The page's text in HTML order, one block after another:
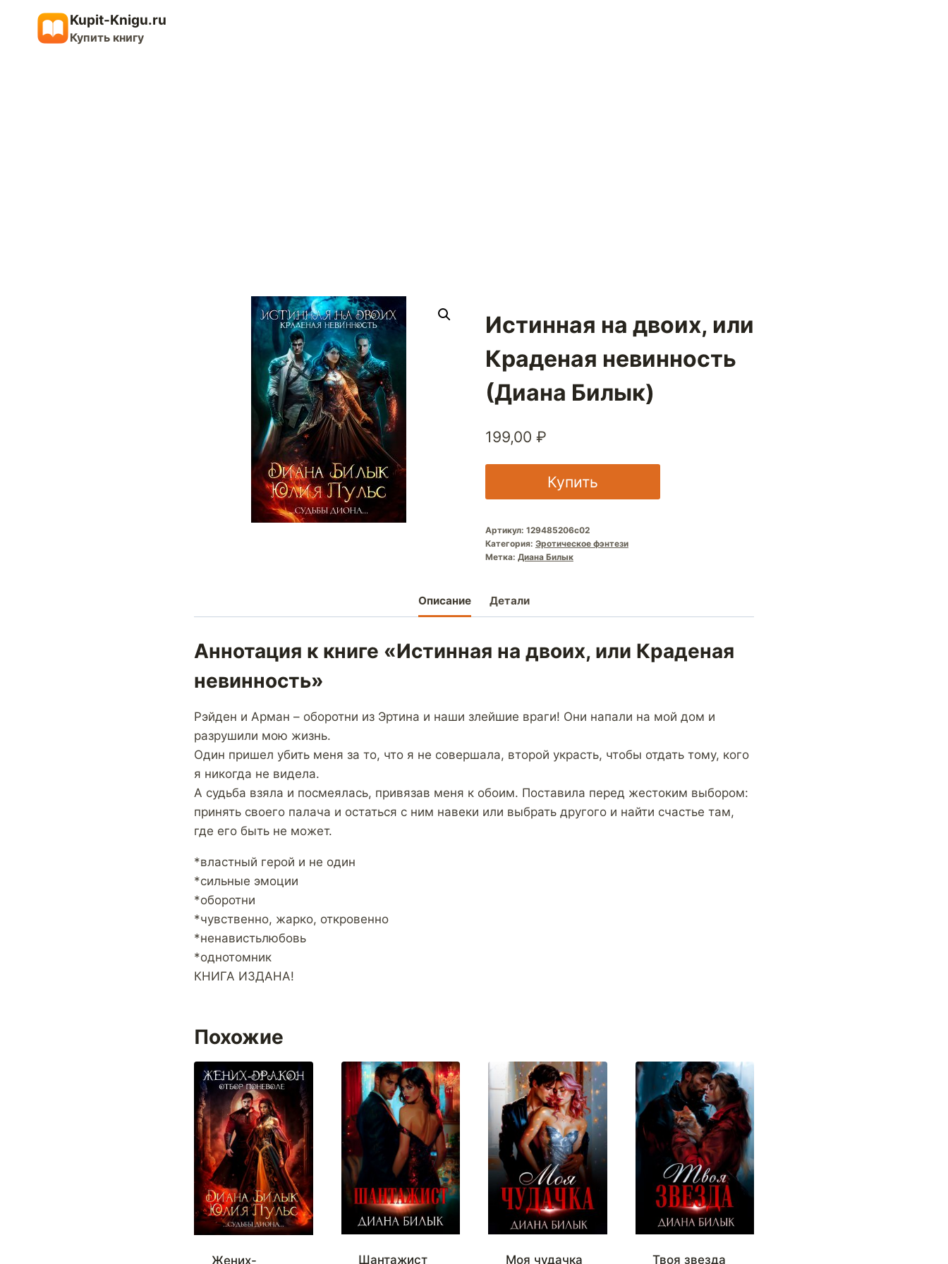
содержимому
Kupit-Knigu.ru
Купить книгу
Истинная на двоих, или
Краденая невинность
(Диана Билык)
199,00 ₽
Купить
Артикул: 129485206c02
Категория: Эротическое фэнтези
Метка: Диана Билык
Описание Детали
Аннотация к книге «Истинная на двоих, или Краденая
невинность»
Рэйден и Арман – оборотни из Эртина и наши злейшие враги! Они напали на мой дом и
разрушили мою жизнь.
Один пришел убить меня за то, что я не совершала, второй украсть, чтобы отдать тому, кого
я никогда не видела.
А судьба взяла и посмеялась, привязав меня к обоим. Поставила перед жестоким выбором:
принять своего палача и остаться с ним навеки или выбрать другого и найти счастье там,
где его быть не может.
*властный герой и не один
*сильные эмоции
*оборотни
*чувственно, жарко, откровенно
*ненавистьлюбовь
*однотомник
КНИГА ИЗДАНА!
Похожие
Жених- Шантажист Моя чудачка Твоя звезда